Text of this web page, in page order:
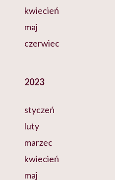
kwiecień
maj
czerwiec
2023
styczeń
luty
marzec
kwiecień
maj